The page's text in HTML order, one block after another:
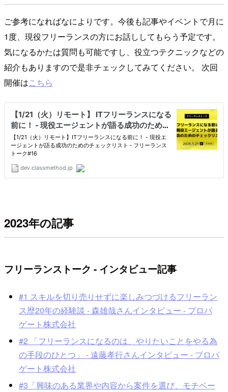
ご参考になればなによりです。今後も記事やイベントで月に
1度、現役フリーランスの方にお話ししてもらう予定です。
気になるかたは質問も可能ですし、役立つテクニックなどの
紹介もありますので是非チェックしてみてください。 次回
開催はこちら
2023年の記事
フリーランストーク - インタビュー記事
#1 スキルを切り売りせずに楽しみつづけるフリーラン
ス歴20年の経験談 - 森雄哉さんインタビュー - プロパ
ゲート株式会社
#2 「フリーランスになるのは、やりたいことをやる為
の手段のひとつ」 - 遠藤孝行さんインタビュー - プロパ
ゲート株式会社
#3「興味のある業界や内容から案件を選び、モチベー